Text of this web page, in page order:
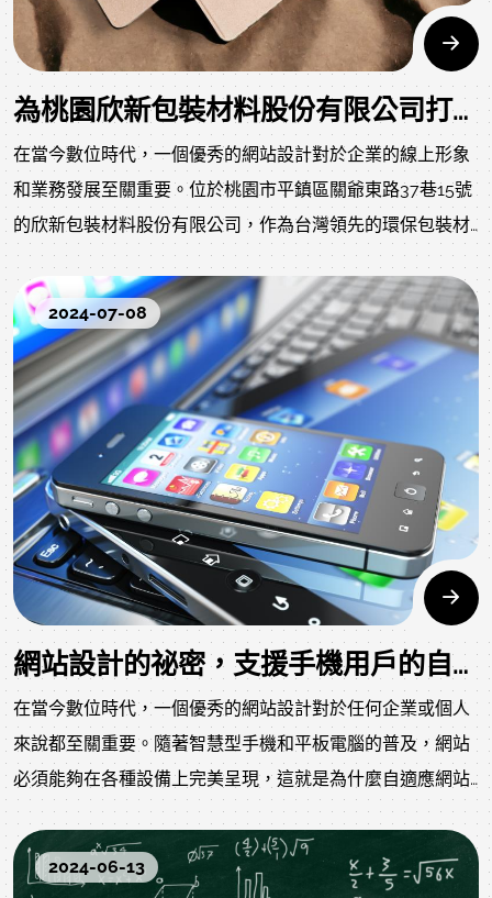
為桃園欣新包裝材料股份有限公司打造卓越的網站設計：結合環保理念與現代技術
在當今數位時代，一個優秀的網站設計對於企業的線上形象
和業務發展至關重要。位於桃園市平鎮區關爺東路37巷15號
的欣新包裝材料股份有限公司，作為台灣領先的環保包裝材
料製造商，需要一個能夠充分展示其產品、理念和企業文化
的現代化網站。本文將詳細探討如何為欣新包裝材料股份有
限公司量身定制一個專業、高效且環保的網站設計方案。
2024-07-08
網站設計的祕密，支援手機用戶的自適應是重要的關鍵！
在當今數位時代，一個優秀的網站設計對於任何企業或個人
來說都至關重要。隨著智慧型手機和平板電腦的普及，網站
必須能夠在各種設備上完美呈現，這就是為什麼自適應網站
設計變得如此重要。本文將深入探討網站設計的秘密，特別
是自適應設計對於支援手機用戶的重要性，同時也會介紹桃
園網站設計公司如何運用這些技巧來創造出色的網站。
2024-06-13